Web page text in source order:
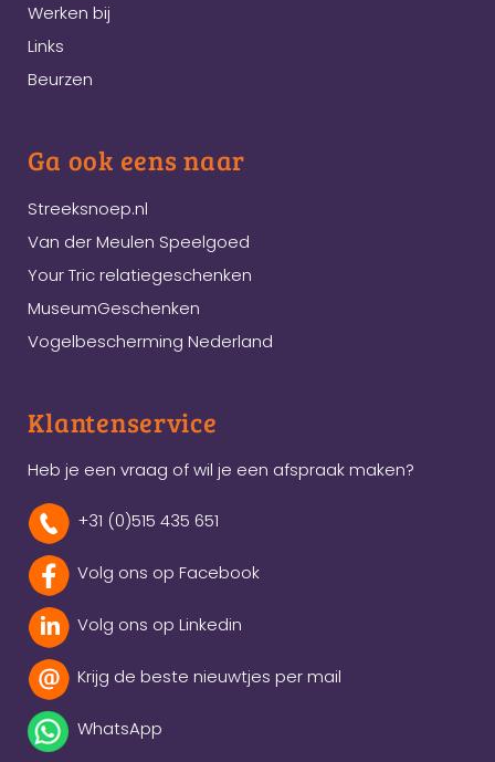
Werken bij
Links
Beurzen
Ga ook eens naar
Streeksnoep.nl
Van der Meulen Speelgoed
Your Tric relatiegeschenken
MuseumGeschenken
Vogelbescherming Nederland
Klantenservice
Heb je een vraag of wil je een afspraak maken?
+31 (0)515 435 651
Volg ons op Facebook
Volg ons op Linkedin
Krijg de beste nieuwtjes per mail
WhatsApp